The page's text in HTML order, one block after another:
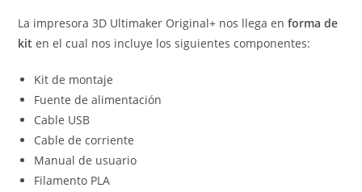
La impresora 3D Ultimaker Original+ nos llega en forma de
kit en el cual nos incluye los siguientes componentes:
Kit de montaje
Fuente de alimentación
Cable USB
Cable de corriente
Manual de usuario
Filamento PLA